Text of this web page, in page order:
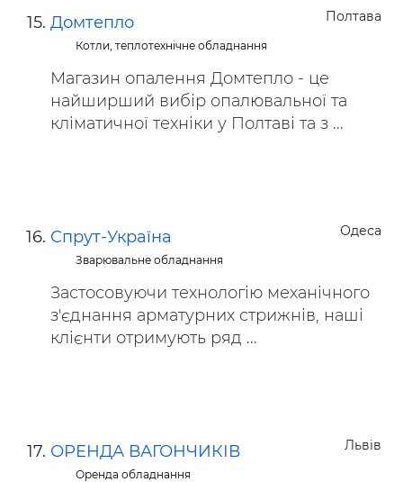
Полтава
Домтепло
Котли, теплотехнічне обладнання
Магазин опалення Домтепло - це
найширший вибір опалювальної та
кліматичної техніки у Полтаві та з ...
Одеса
Спрут-Україна
Зварювальне обладнання
Застосовуючи технологію механічного
з'єднання арматурних стрижнів, наші
клієнти отримують ряд ...
Львів
ОРЕНДА ВАГОНЧИКІВ
Оренда обладнання